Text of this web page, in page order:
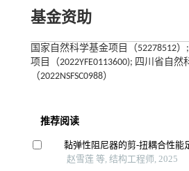
基金资助
国家自然科学基金项目（52278512
项目（2022YFE0113600); 四川省自然
（2022NSFSC0988）